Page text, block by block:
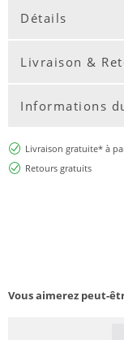
Détails
Livraison &
Informations
Livraison gratuite* à
Retours gratuits
Vous aimerez peut-